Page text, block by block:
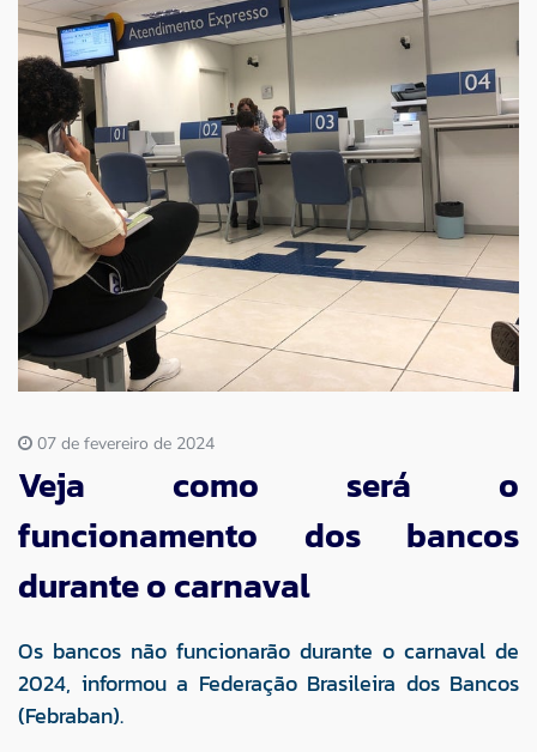
Imprensa
Contato
07 de fevereiro de 2024
Veja como será o
funcionamento dos bancos
durante o carnaval
Os bancos não funcionarão durante o carnaval de
2024, informou a Federação Brasileira dos Bancos
(Febraban).